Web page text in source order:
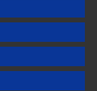
Kit Destacável